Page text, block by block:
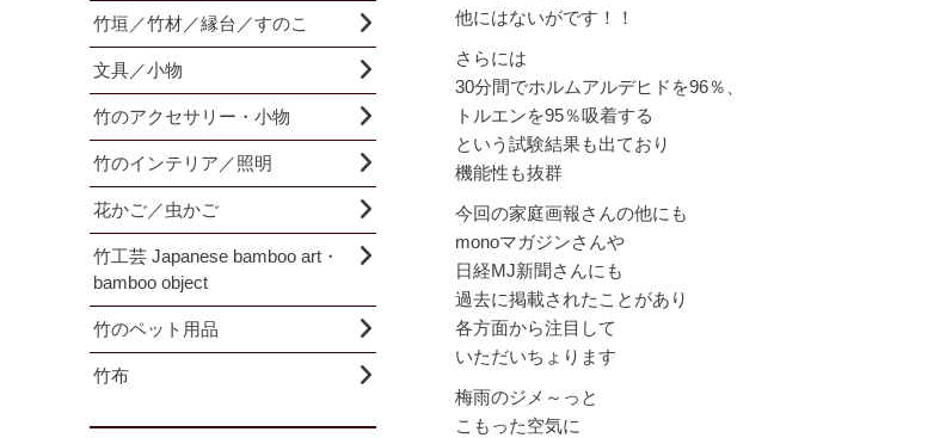
他にはないがです！！
さらには
30分間でホルムアルデヒドを96％、
トルエンを95％吸着する
という試験結果も出ており
機能性も抜群
今回の家庭画報さんの他にも
monoマガジンさんや
日経MJ新聞さんにも
過去に掲載されたことがあり
各方面から注目して
いただいちょります
梅雨のジメ～っと
こもった空気に
竹垣／竹材／縁台／すのこ
文具／小物
竹のアクセサリー・小物
竹のインテリア／照明
花かご／虫かご
竹工芸 Japanese bamboo art・
bamboo object
竹のペット用品
竹布